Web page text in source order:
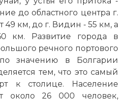
до областного центра г.
49 км, до г. Видин - 55 км, а
км. Развитие города в
речного портового
по значению в Болгарии
тем, что это самый
к столице. Население
около 26 000 человек,